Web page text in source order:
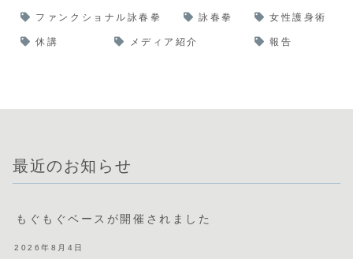
ファンクショナル詠春拳 詠春拳 女性護身術
休講 メディア紹介 報告
最近のお知らせ
もぐもぐベースが開催されました
2026年8月4日